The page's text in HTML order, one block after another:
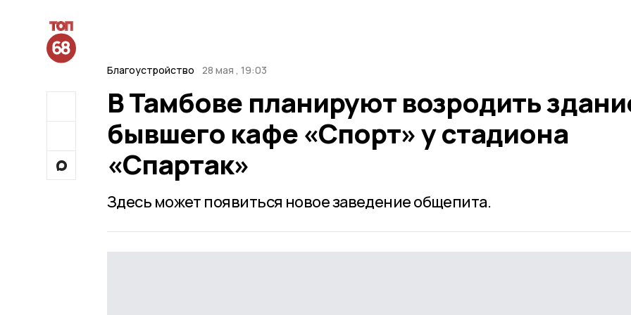
Благоустройство 28 мая , 19:03
В Тамбове планируют возродить
бывшего кафе «Спорт» у стадиона
«Спартак»
Здесь может появиться новое заведение общепита.